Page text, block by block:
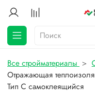
Все стройматериалы
Отражающая
Тип С самоклеящийся